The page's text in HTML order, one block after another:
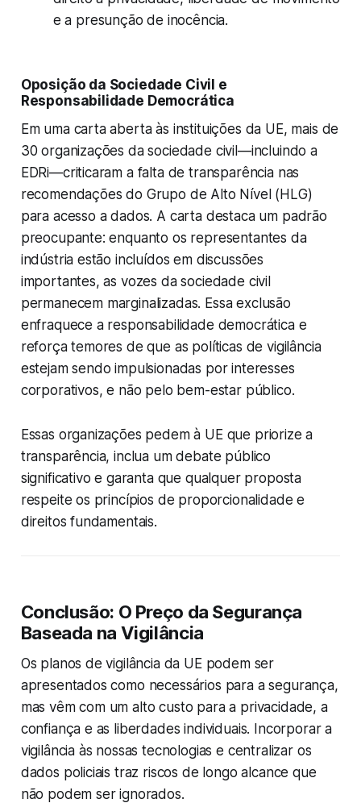
e a presunção de inocência.
Oposição da Sociedade Civil e
Responsabilidade Democrática
Em uma carta aberta às instituições da UE, mais de
30 organizações da sociedade civil—incluindo a
EDRi—criticaram a falta de transparência nas
recomendações do Grupo de Alto Nível (HLG)
para acesso a dados. A carta destaca um padrão
preocupante: enquanto os representantes da
indústria estão incluídos em discussões
importantes, as vozes da sociedade civil
permanecem marginalizadas. Essa exclusão
enfraquece a responsabilidade democrática e
reforça temores de que as políticas de vigilância
estejam sendo impulsionadas por interesses
corporativos, e não pelo bem-estar público.
Essas organizações pedem à UE que priorize a
transparência, inclua um debate público
significativo e garanta que qualquer proposta
respeite os princípios de proporcionalidade e
direitos fundamentais.
Conclusão: O Preço da Segurança
Baseada na Vigilância
Os planos de vigilância da UE podem ser
apresentados como necessários para a segurança,
mas vêm com um alto custo para a privacidade, a
confiança e as liberdades individuais. Incorporar a
vigilância às nossas tecnologias e centralizar os
dados policiais traz riscos de longo alcance que
não podem ser ignorados.